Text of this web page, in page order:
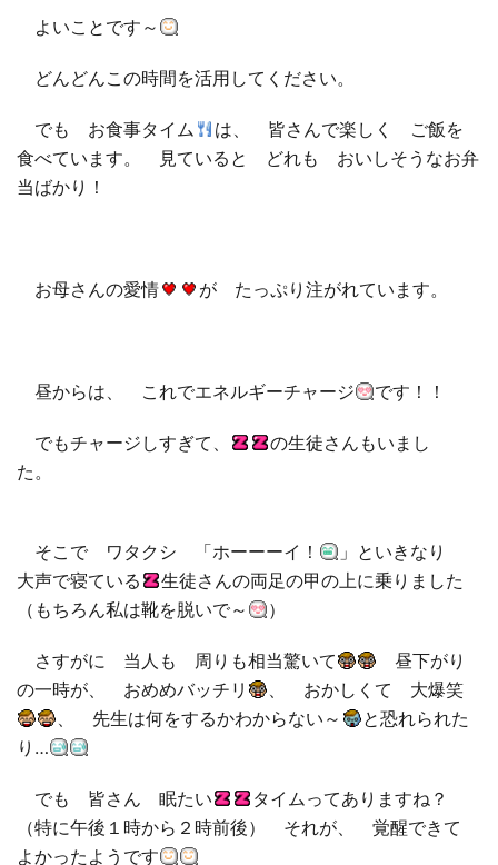
よいことです～
どんどんこの時間を活用してください。
でも お食事タイム
は、 皆さんで楽しく ご飯を
食べています。 見ていると どれも おいしそうなお弁
当ばかり！
お母さんの愛情 が たっぷり注がれています。
昼からは、 これでエネルギーチャージ です！！
でもチャージしすぎて、
の生徒さんもいまし
た。
そこで ワタクシ 「ホーーーイ！
」といきなり
大声で寝ている
生徒さんの両足の甲の上に乗りました
（もちろん私は靴を脱いで～
）
さすがに 当人も 周りも相当驚いて
昼下がり
の一時が、 おめめバッチリ
、 おかしくて 大爆笑
、 先生は何をするかわからない～
と恐れられた
り…
でも 皆さん 眠たい
タイムってありますね？
（特に午後１時から２時前後） それが、 覚醒できて
よかったようです